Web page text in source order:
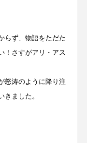
らず、物語をただた
！さすがアリ・アス
怒涛のように降り注
きました。